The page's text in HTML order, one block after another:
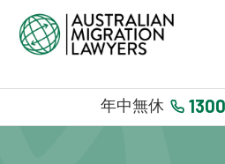
年中無休